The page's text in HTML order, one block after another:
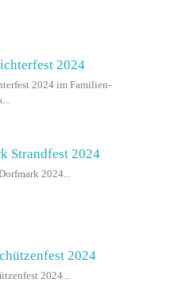
2024
2024 im Familien-
Strandfest 2024
2024...
2024
2024...